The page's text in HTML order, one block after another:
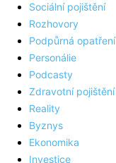
Sociální pojištění
Rozhovory
Podpůrná opatření
Personálie
Podcasty
Zdravotní pojištění
Reality
Byznys
Ekonomika
Investice